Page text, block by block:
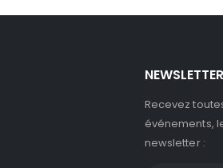
NEWSLETTER
Recevez
événements,
newsletter :